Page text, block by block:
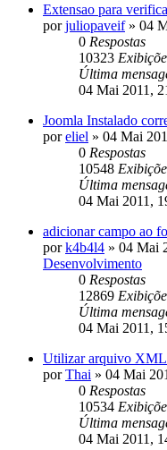
Extensao para
porjuliopaveif» 04
0 Respostas
10323
Última
04 Mai 2011,
Joomla Instalado
poreliel » 04 Mai
0 Respostas
10548
Última
04 Mai 2011,
adicionar campo ao
pork4b4l4 » 04 Mai
Desenvolvimento
0 Respostas
12869
Última
04 Mai 2011,
Utilizar arquivo
porThai » 04 Mai
0 Respostas
10534
Última
04 Mai 2011,